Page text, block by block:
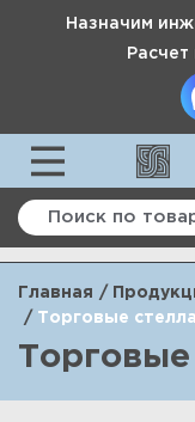
Назначим
Главная
Торговые